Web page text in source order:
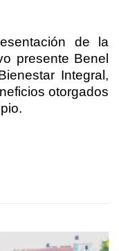
de la
presente Benel
Integral,
otorgados